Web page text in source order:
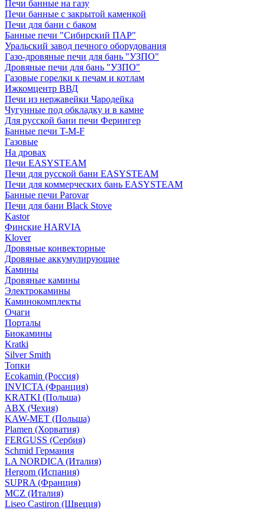
Печи банные на газу
Печи банные с закрытой каменкой
Печи для бани с баком
Банные печи "Сибирский ПАР"
Уральский завод печного оборудования
Газо-дровяные печи для бань "УЗПО"
Дровяные печи для бань "УЗПО"
Газовые горелки к печам и котлам
Ижкомцентр ВВД
Печи из нержавейки Чародейка
Чугунные под обкладку и в камне
Для русской бани печи Ферингер
Банные печи T-M-F
Газовые
На дровах
Печи EASYSTEAM
Печи для русской бани EASYSTEAM
Печи для коммерческих бань EASYSTEAM
Банные печи Parovar
Печи для бани Black Stove
Kastor
Финские HARVIA
Klover
Дровяные конвекторные
Дровяные аккумулирующие
Камины
Дровяные камины
Электрокамины
Каминокомплекты
Очаги
Порталы
Биокамины
Kratki
Silver Smith
Топки
Ecokamin (Россия)
INVICTA (Франция)
KRATKI (Польша)
ABX (Чехия)
KAW-MET (Польша)
Plamen (Хорватия)
FERGUSS (Сербия)
Schmid Германия
LA NORDICA (Италия)
Hergom (Испания)
SUPRA (Франция)
MCZ (Италия)
Liseo Castiron (Швеция)